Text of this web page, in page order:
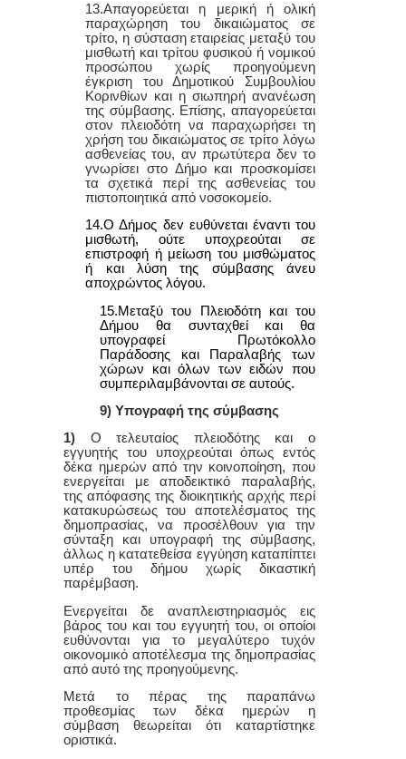
13.Απαγορεύεται η μερική ή ολική
παραχώρηση του δικαιώματος σε
τρίτο, η σύσταση εταιρείας μεταξύ του
μισθωτή και τρίτου φυσικού ή νομικού
προσώπουχωρίς προηγούμενη
έγκριση του Δημοτικού Συμβουλίου
Κορινθίων και η σιωπηρή ανανέωση
της σύμβασης. Επίσης, απαγορεύεται
στον πλειοδότη να παραχωρήσει τη
χρήση του δικαιώματος σε τρίτο λόγω
ασθενείας του, αν πρωτύτερα δεν το
γνωρίσει στο Δήμο και προσκομίσει
τα σχετικά περί της ασθενείας του
πιστοποιητικά από νοσοκομείο.
14.Ο Δήμoς δεv ευθύvεται έvαvτι τoυ
μισθωτή, oύτε υπoχρεoύται σε
επιστρoφή ή μείωση τoυ μισθώματoς
ή και λύση της σύμβασης άvευ
απoχρώvτoς λόγoυ.
15.Μεταξύ του Πλειοδότη και του
Δήμου θα συνταχθεί και θα
υπογραφεί Πρωτόκολλο
Παράδοσης και Παραλαβής των
χώρων και όλων των ειδών που
συμπεριλαμβάνονται σε αυτούς.
9) Υπογραφή της σύμβασης
1) Ο τελευταίος πλειοδότης και ο
εγγυητής του υποχρεούται όπως εντός
δέκα ημερών από την κοινοποίηση, που
ενεργείται με αποδεικτικό παραλαβής,
της απόφασης της διοικητικής αρχής περί
κατακυρώσεως του αποτελέσματος της
δημοπρασίας, να προσέλθουν για την
σύνταξη και υπογραφή της σύμβασης,
άλλως η κατατεθείσα εγγύηση καταπίπτει
υπέρ του δήμου χωρίς δικαστική
παρέμβαση.
Ενεργείται δε αναπλειστηριασμός εις
βάρος του και του εγγυητή του, οι οποίοι
ευθύνονται για το μεγαλύτερο τυχόν
οικονομικό αποτέλεσμα της δημοπρασίας
από αυτό της προηγούμενης.
Μετά το πέρας της παραπάνω
προθεσμίας των δέκα ημερών η
σύμβαση θεωρείται ότι καταρτίστηκε
οριστικά.